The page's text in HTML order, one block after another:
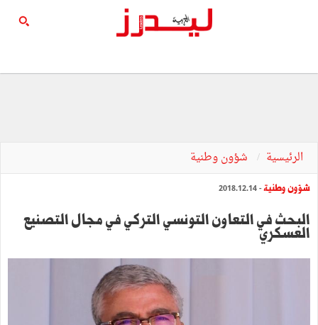
الرئيسية شؤون وطنية
شؤون وطنية- 2018.12.14
البحث في التعاون التونسي التركي في مجال التصنيع
العسكري